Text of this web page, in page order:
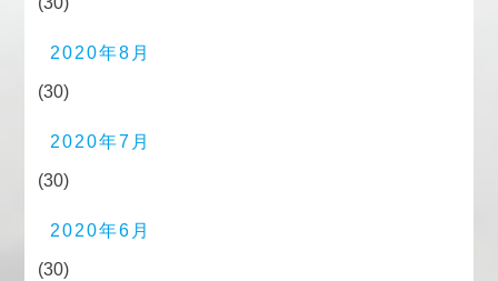
2020年8月
(30)
2020年7月
(30)
2020年6月
(30)